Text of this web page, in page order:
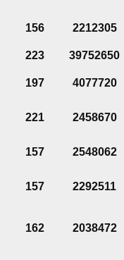
156 2212305
223
39752650
197 4077720
221 2458670
157 2548062
157 2292511
162 2038472